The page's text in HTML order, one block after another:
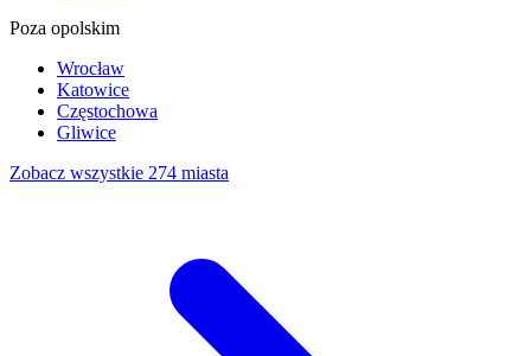
Poza opolskim
Wrocław
Katowice
Częstochowa
Gliwice
Zobacz wszystkie 274 miasta